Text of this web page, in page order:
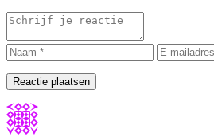
Reactie plaatsen